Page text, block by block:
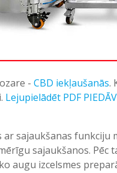
- CBD iekļaušanās.
Lejupielādēt PDF
sajaukšanas
sajaukšanos.
augu izcelsmes